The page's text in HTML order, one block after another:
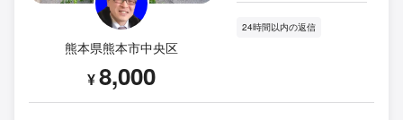
熊本県熊本市中央区
¥8,000
24時間以内の返信